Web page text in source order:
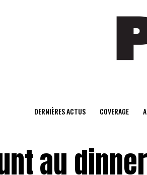
DERNIÈRES ACTUS COVERAGE
au